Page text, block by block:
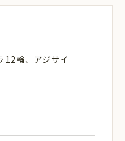
12輪、アジサイ